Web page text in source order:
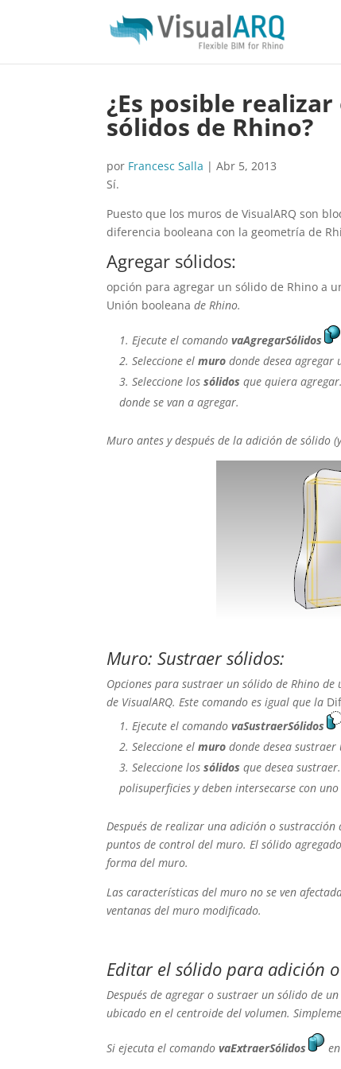
¿Es posible
sólidos de Rhino?
por Francesc Salla |Abr 5, 2013
Sí.
Puesto que los muros de VisualARQ son
diferencia booleana con la geometría de
Agregar sólidos:
opción para agregar un sólido de Rhino a
Unión booleana de Rhino.
Ejecute el comandovaAgregarSólidos
Seleccione elmuro donde desea agregar
Seleccione lossólidos que quiera
donde se van a agregar.
Muro antes y después de la adición de sólido
Muro: Sustraer sólidos:
Opciones para sustraer un sólido de Rhino
de VisualARQ. Este comando es igual que la
Ejecute el comandovaSustraerSólidos
Seleccione elmuro donde desea
Seleccione lossólidos que desea
polisuperficies ydeben intersecarse con
Después de realizar una adición o
puntos de control del muro. El sólido
forma del muro.
Las características del muro no se ven
ventanas del muro modificado.
Editar el sólido para adición
Después de agregar o sustraer un sólido de
ubicado en el centroide del volumen.
Si ejecuta el comandovaExtraerSólidos